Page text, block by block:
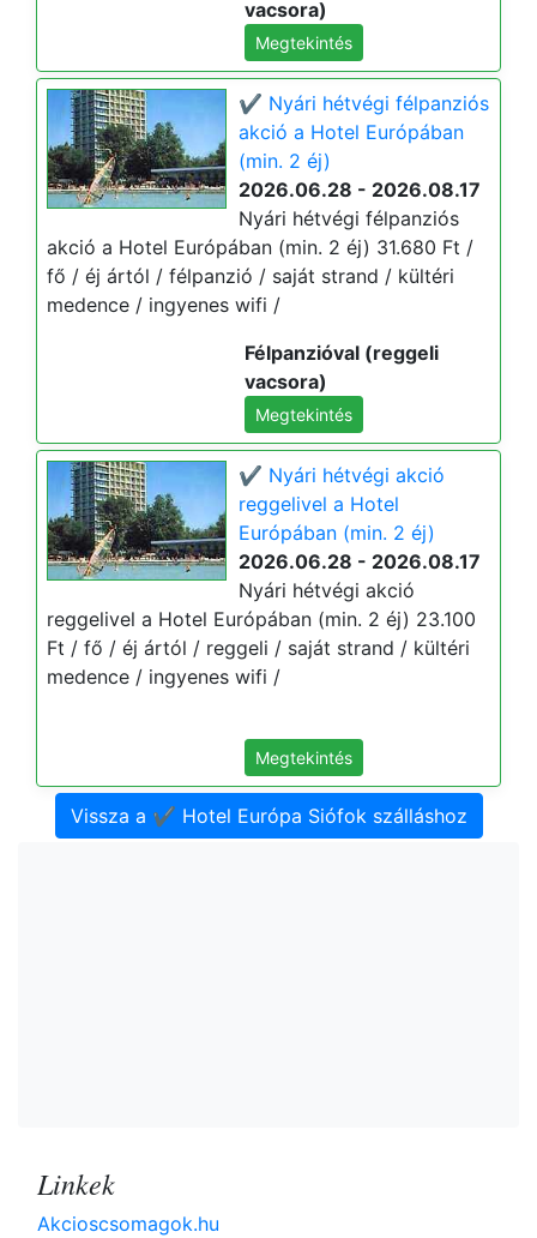
vacsora)
Megtekintés
✔️ Nyári hétvégi félpanziós
akció a Hotel Európában
(min. 2 éj)
2026.06.28 - 2026.08.17
Nyári hétvégi félpanziós
akció a Hotel Európában (min. 2 éj) 31.680 Ft /
fő / éj ártól / félpanzió / saját strand / kültéri
medence / ingyenes wifi /
Félpanzióval (reggeli
vacsora)
Megtekintés
✔️ Nyári hétvégi akció
reggelivel a Hotel
Európában (min. 2 éj)
2026.06.28 - 2026.08.17
Nyári hétvégi akció
reggelivel a Hotel Európában (min. 2 éj) 23.100
Ft / fő / éj ártól / reggeli / saját strand / kültéri
medence / ingyenes wifi /
Megtekintés
Vissza a ✔️ Hotel Európa Siófok szálláshoz
Linkek
Akcioscsomagok.hu